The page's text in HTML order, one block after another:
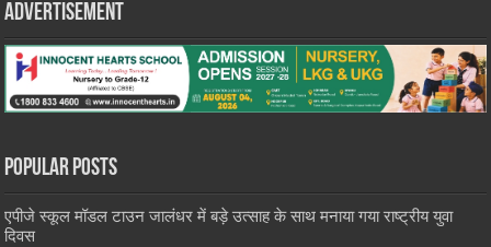
Advertisement
Popular Posts
एपीजे स्कूल मॉडल टाउन जालंधर में बड़े उत्साह के साथ मनाया गया राष्ट्रीय युवा
दिवस